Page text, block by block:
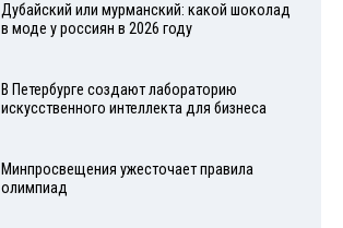
Дубайский или мурманский: какой шоколад
в моде у россиян в 2026 году
В Петербурге создают лабораторию
искусственного интеллекта для бизнеса
Минпросвещения ужесточает правила
олимпиад